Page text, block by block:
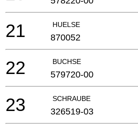
HUELSE
21 870052
BUCHSE
22 579720-00
SCHRAUBE
23 326519-03